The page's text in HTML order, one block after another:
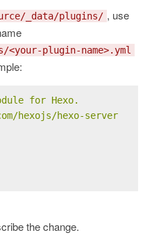
_data/plugins/ , use
plugin-name>.yml
for Hexo.
hexojs/hexo-server
the change.